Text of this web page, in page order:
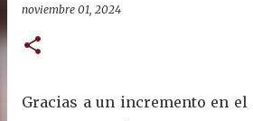
noviembre 01, 2024
Gracias a un incremento en